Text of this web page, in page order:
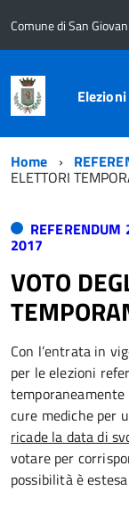
Comune di San
Elezioni
Home
ELETTORI
REFERENDUM
2017
VOTO
Con l’entrata in
per le elezioni
cure mediche per
ricade la data di
votare per
possibilità è